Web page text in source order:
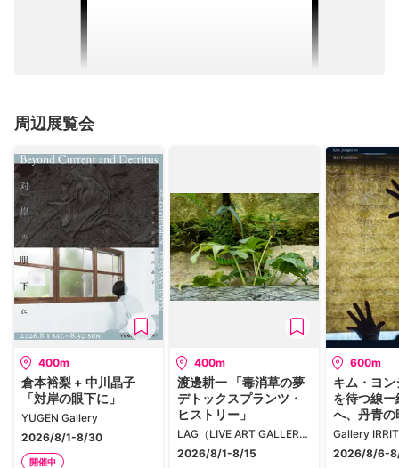
周辺展覧会
400m
倉本裕梨 + 中川晶子
「対岸の眼下に」
YUGEN Gallery
2026/8/1-8/30
開催中
400m
渡邊耕一 「毒消草の夢
デトックスプランツ・
ヒストリー」
LAG（LIVE ART GALLERY）
2026/8/1-8/15
600m
キム・ヨ
を待つ線
へ、丹青の
2026/8/6-